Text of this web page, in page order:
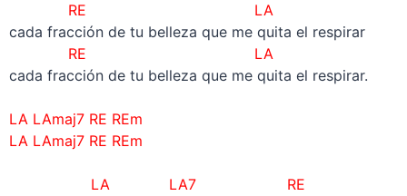
RE LA
cada fracción de tu belleza que me quita el respirar
RE LA
cada fracción de tu belleza que me quita el respirar.
LA LAmaj7 RE REm
LA LAmaj7 RE REm
LA LA7 RE